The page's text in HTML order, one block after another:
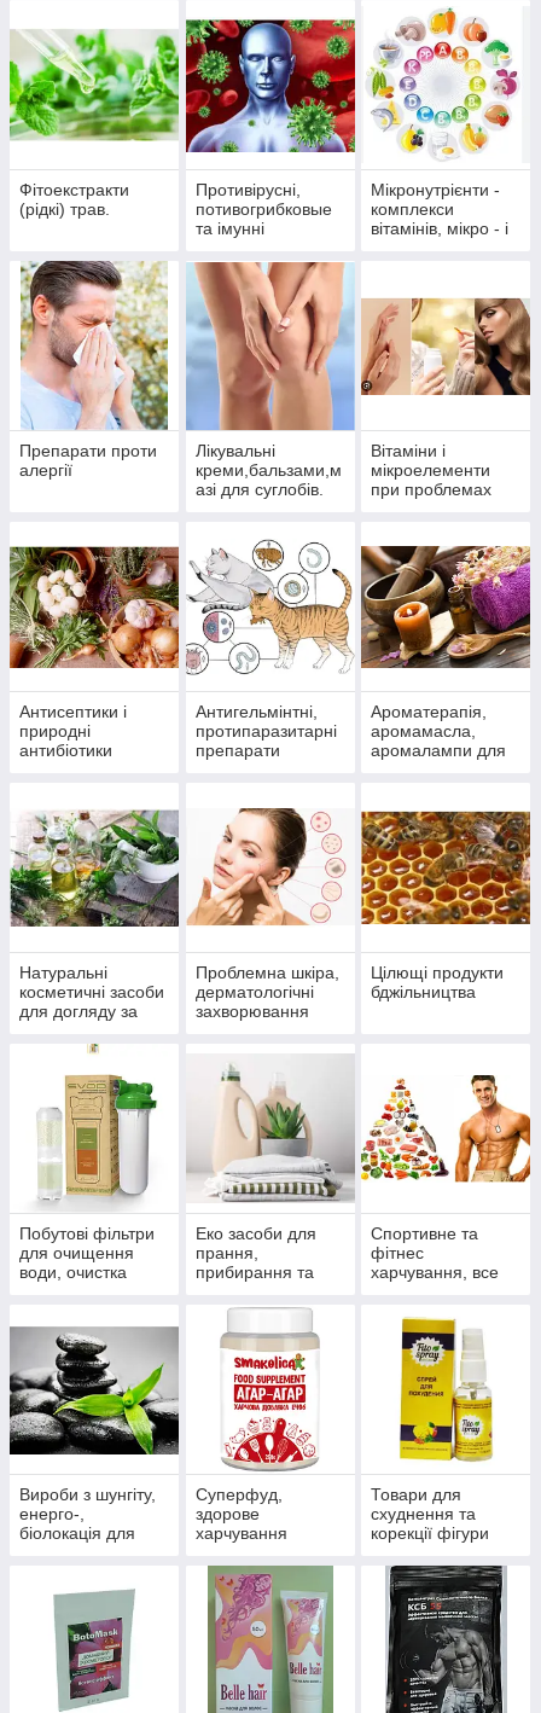
прийняття ванн.
Фітоекстракти
(рідкі) трав.
Противірусні,
потивогрибковые
та імунні
Мікронутрієнти -
комплекси
вітамінів, мікро - і
Препарати проти
алергії
Лікувальні
креми,бальзами,м
азі для суглобів.
Вітаміни і
мікроелементи
при проблемах
Антисептики і
природні
антибіотики
Антигельмінтні,
протипаразитарні
препарати
Ароматерапія,
аромамасла,
аромалампи для
Натуральні
косметичні засоби
для догляду за
Проблемна шкіра,
дерматологічні
захворювання
Цілющі продукти
бджільництва
Побутові фільтри
для очищення
води, очистка
та опалення
Еко засоби для
прання,
прибирання та
Спортивне та
фітнес
харчування, все
тренажери, одяг
Вироби з шунгіту,
енерго-,
біолокація для
профілактики
хвороб
Суперфуд,
здорове
харчування
Товари для
схуднення та
корекції фігури